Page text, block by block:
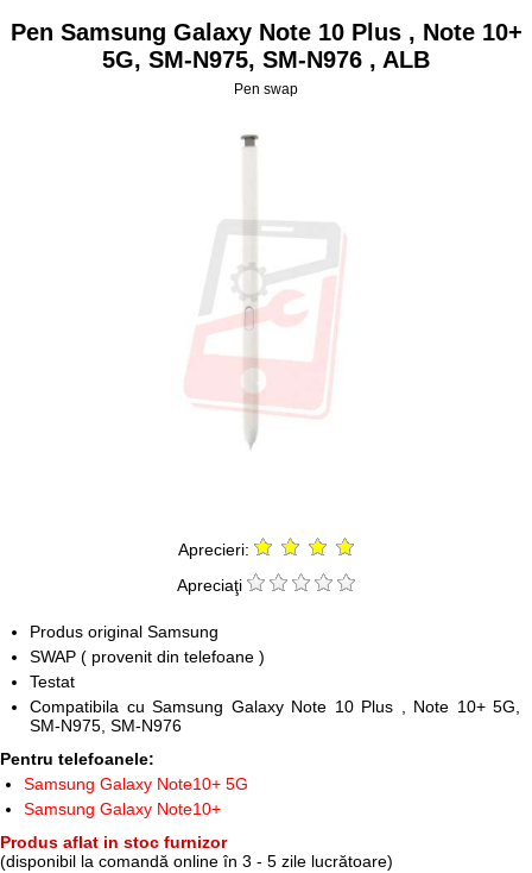
Pen Samsung Galaxy Note 10 Plus , Note 10+
5G, SM-N975, SM-N976 , ALB
Pen swap
Aprecieri:
Apreciaţi
Produs original Samsung
SWAP ( provenit din telefoane )
Testat
Compatibila cu Samsung Galaxy Note 10 Plus , Note 10+ 5G,
SM-N975, SM-N976
Pentru telefoanele:
Samsung Galaxy Note10+ 5G
Samsung Galaxy Note10+
Produs aflat in stoc furnizor
(disponibil la comandă online în 3 - 5 zile lucrătoare)